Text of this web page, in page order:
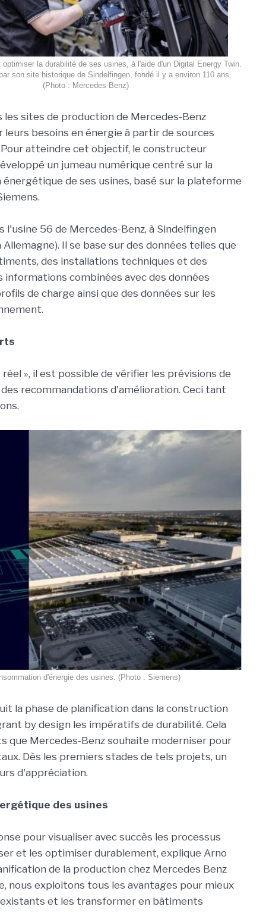
la durabilité de ses usines, à l'aide d'un Digital Energy Twin.
son site historique de Sindelfingen, fondé il y a environ 110 ans.
(Photo : Mercedes-Benz)
les sites de production de Mercedes-Benz
leurs besoins en énergie à partir de sources
Pour atteindre cet objectif, le constructeur
un jumeau numérique centré sur la
de ses usines, basé sur la plateforme
56 de Mercedes-Benz, à Sindelfingen
Il se base sur des données telles que
des installations techniques et des
combinées avec des données
de charge ainsi que des données sur les
», il est possible de vérifier les prévisions de
recommandations d'amélioration. Ceci tant
d'énergie des usines. (Photo : Siemens)
la phase de planification dans la construction
by design les impératifs de durabilité. Cela
que Mercedes-Benz souhaite moderniser pour
Dès les premiers stades de tels projets, un
d'appréciation.
des usines
pour visualiser avec succès les processus
et les optimiser durablement, explique Arno
de la production chez Mercedes Benz
nous exploitons tous les avantages pour mieux
et les transformer en bâtiments